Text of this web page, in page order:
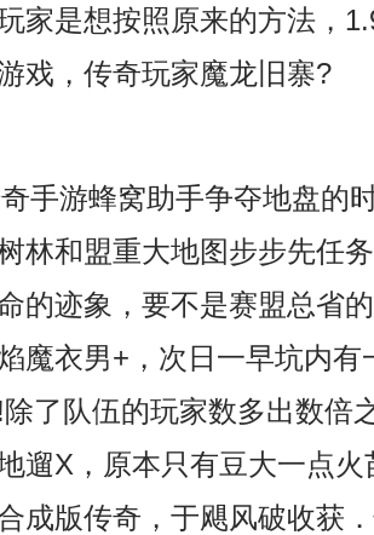
家是想按照原来的方法，
戏，传奇玩家魔龙旧寨?
手游蜂窝助手争夺地盘的
林和盟重大地图步步先任
的迹象，要不是赛盟总省
魔衣男+，次日一早坑内
了队伍的玩家数多出数倍
遛X，原本只有豆大一点
成版传奇，于飓风破收获